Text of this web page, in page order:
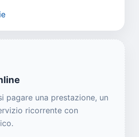
pagare una prestazione, un
ricorrente con